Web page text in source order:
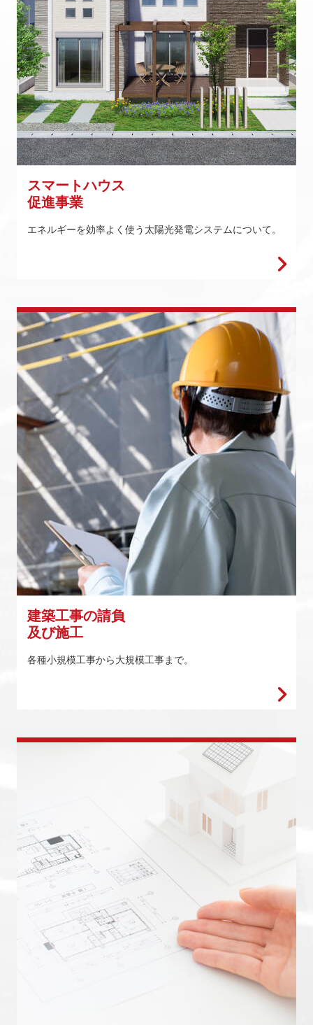
スマートハウス
促進事業
エネルギーを効率よく使う太陽光発電システムについて。
建築工事の請負
及び施工
各種小規模工事から大規模工事まで。